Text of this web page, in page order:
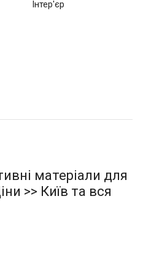
Інтер'єр
матеріали для
>> Київ та вся